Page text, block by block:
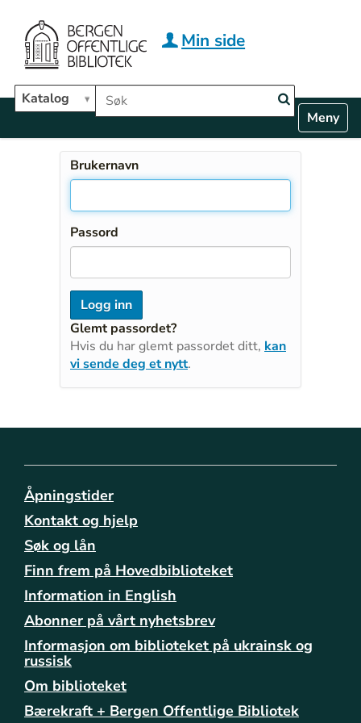
Hopp til hovedinnhold
Søk i biblioteket
Katalog
Min side
v
Toggle
Brukernavn
Passord
Glemt passordet?
Hvis du har glemt passordet ditt, kan
vi sende deg et nytt.
Åpningstider
Kontakt og hjelp
Søk og lån
Finn frem på Hovedbiblioteket
Information in English
Abonner på vårt nyhetsbrev
Informasjon om biblioteket på ukrainsk og
russisk
Om biblioteket
Bærekraft + Bergen Offentlige Bibliotek